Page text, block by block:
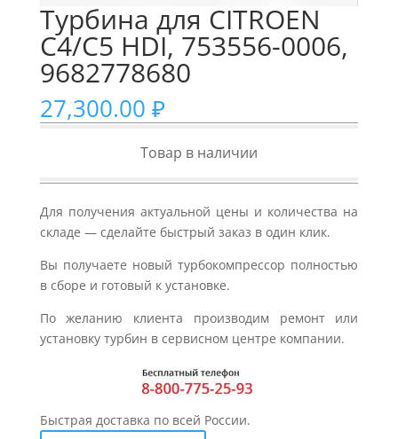
Турбина для CITROEN
C4/C5 HDI, 753556-0006,
9682778680
27,300.00 ₽
Товар в наличии
Для получения актуальной цены и количества на
складе — сделайте быстрый заказ в один клик.
Вы получаете новый турбокомпрессор полностью
в сборе и готовый к установке.
По желанию клиента производим ремонт или
установку турбин в сервисном центре компании.
Быстрая доставка по всей России.